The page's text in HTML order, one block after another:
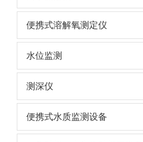
便携式溶解氧测定仪
水位监测
测深仪
便携式水质监测设备